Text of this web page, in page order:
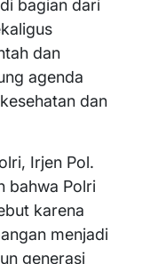
bagian dari
dan
agenda
dan
Irjen Pol.
bahwa Polri
karena
menjadi
generasi